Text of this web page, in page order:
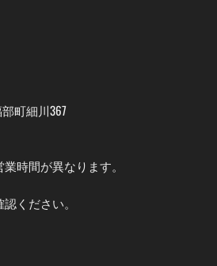
町細川367
時間が異なります。
ください。